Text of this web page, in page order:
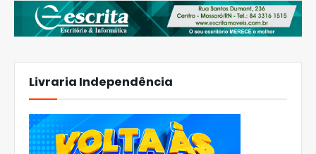
Livraria Independência